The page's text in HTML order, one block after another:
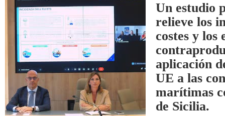
Un estudio
relieve los
costes y los
aplicación
UE a las
marítimas
de Sicilia.